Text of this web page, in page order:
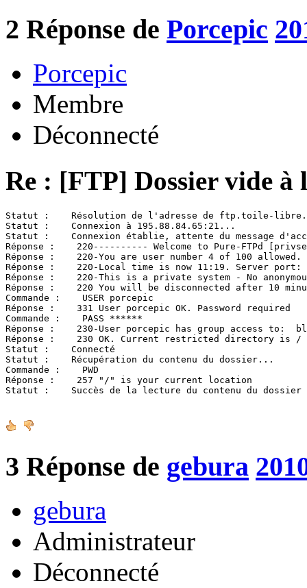
2 Réponse de Porcepic
Porcepic
Membre
Déconnecté
Re : [FTP] Dossier vide à
Statut :    Résolution de l'adresse de ftp.toile-
Statut :    Connexion à 195.88.84.65:21...
Statut :    Connexion établie, attente du message
Réponse :    220---------- Welcome to Pure-FTPd
Réponse :    220-You are user number 4 of 100 allowed.
Réponse :    220-Local time is now 11:19. Server port:
Réponse :    220-This is a private system - No
Réponse :    220 You will be disconnected after 10
Commande :    USER porcepic
Réponse :    331 User porcepic OK. Password required
Commande :    PASS ******
Réponse :    230-User porcepic has group access
Réponse :    230 OK. Current restricted directory is /
Statut :    Connecté
Statut :    Récupération du contenu du dossier...
Commande :    PWD
Réponse :    257 "/" is your current location
Statut :    Succès de la lecture du contenu du dossier
3 Réponse de gebura
gebura
Administrateur
Déconnecté